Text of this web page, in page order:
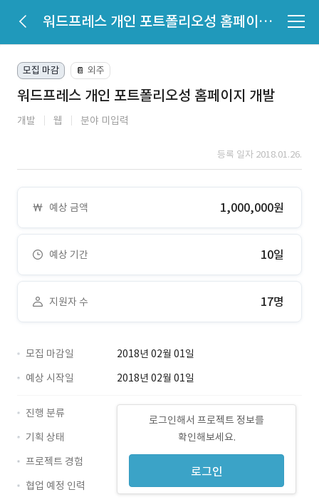
워드프레스 개인 포트폴리오성 홈페이지 개발
모집 마감 📔 외주
워드프레스 개인 포트폴리오성 홈페이지 개발
개발 웹 분야 미입력
등록 일자 2018.01.26.
예상 금액 1,000,000원
예상 기간 10일
지원자 수 17명
모집 마감일
2018년 02월 01일
예상 시작일
2018년 02월 01일
로그인해서 프로젝트 정보를
확인해보세요.
로그인
진행 분류
기획 상태
프로젝트 경험
협업 예정 인력